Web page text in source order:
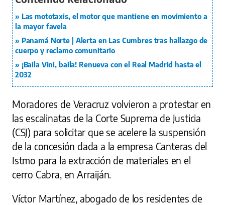
Las mototaxis, el motor que mantiene en movimiento a
la mayor favela
Panamá Norte | Alerta en Las Cumbres tras hallazgo de
cuerpo y reclamo comunitario
¡Baila Vini, baila! Renueva con el Real Madrid hasta el
2032
Moradores de Veracruz volvieron a protestar en
las escalinatas de la Corte Suprema de Justicia
(CSJ) para solicitar que se acelere la suspensión
de la concesión dada a la empresa Canteras del
Istmo para la extracción de materiales en el
cerro Cabra, en Arraiján.
Víctor Martínez, abogado de los residentes de